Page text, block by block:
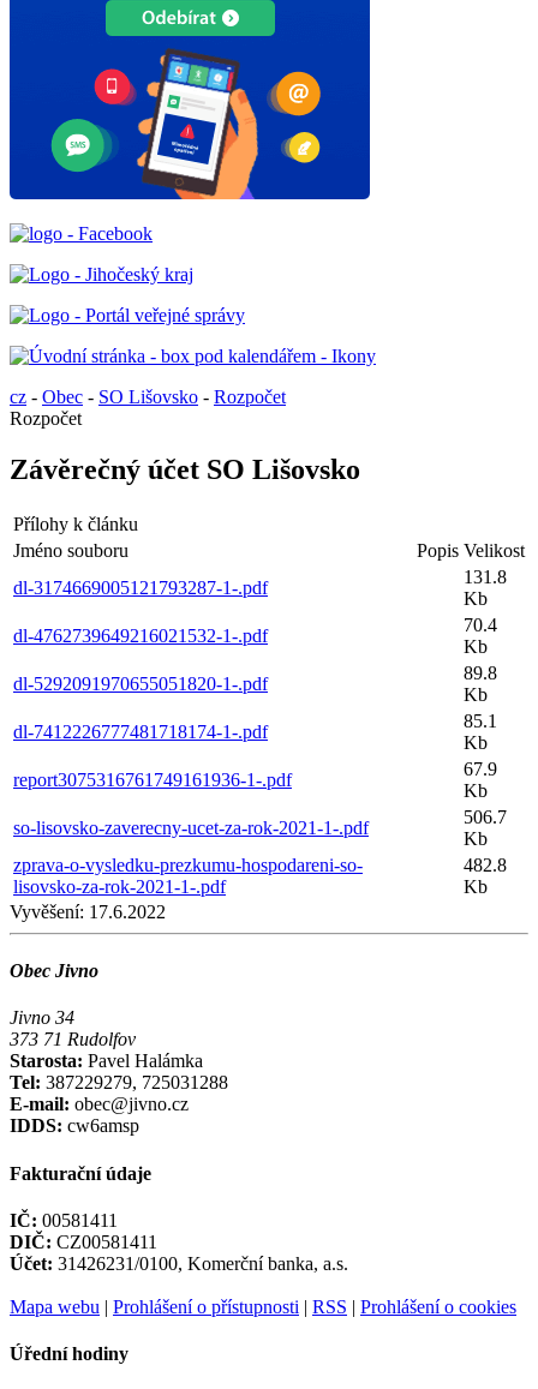
cz - Obec - SO Lišovsko - Rozpočet
Rozpočet
Závěrečný účet SO Lišovsko
Přílohy k článku
Jméno souboru
Popis Velikost
dl-3174669005121793287-1-.pdf
131.8
Kb
dl-4762739649216021532-1-.pdf
70.4
Kb
dl-5292091970655051820-1-.pdf
89.8
Kb
dl-7412226777481718174-1-.pdf
85.1
Kb
report3075316761749161936-1-.pdf
67.9
Kb
so-lisovsko-zaverecny-ucet-za-rok-2021-1-.pdf
506.7
Kb
zprava-o-vysledku-prezkumu-hospodareni-so-
lisovsko-za-rok-2021-1-.pdf
482.8
Kb
Vyvěšení: 17.6.2022
Obec Jivno
Jivno 34
373 71 Rudolfov
Starosta: Pavel Halámka
Tel: 387229279, 725031288
E-mail: obec@jivno.cz
IDDS: cw6amsp
Fakturační údaje
IČ: 00581411
DIČ: CZ00581411
Účet: 31426231/0100, Komerční banka, a.s.
Mapa webu | Prohlášení o přístupnosti | RSS | Prohlášení o cookies
Úřední hodiny